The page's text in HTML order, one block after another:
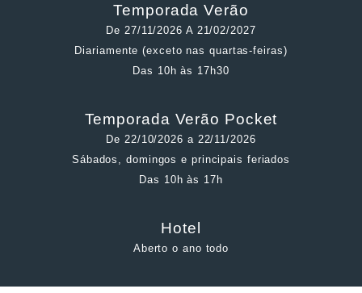
Temporada Verão
De 27/11/2026 A 21/02/2027
Diariamente (exceto nas quartas-feiras)
Das 10h às 17h30
Temporada Verão Pocket
De 22/10/2026 a 22/11/2026
Sábados, domingos e principais feriados
Das 10h às 17h
Hotel
Aberto o ano todo